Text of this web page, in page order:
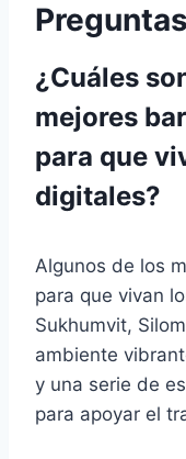
¿Cuáles
mejores
para que
digitales?
Algunos de los
para que vivan
Sukhumvit,
ambiente
y una serie de
para apoyar el